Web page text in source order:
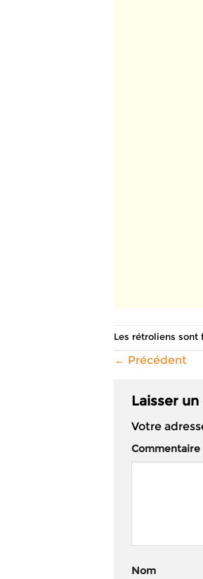
Les rétroliens sont
← Précédent
Laisser
Votre
Commentaire
Nom